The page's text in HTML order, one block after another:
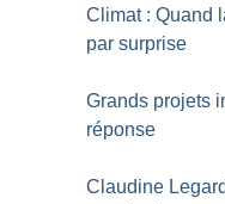
Climat : Quand
par surprise
Grands projets
réponse
Claudine